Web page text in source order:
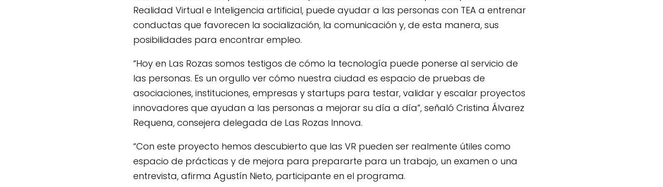
Realidad Virtual e Inteligencia artificial, puede ayudar a las personas con TEA a entrenar
conductas que favorecen la socialización, la comunicación y, de esta manera, sus
posibilidades para encontrar empleo.
“Hoy en Las Rozas somos testigos de cómo la tecnología puede ponerse al servicio de
las personas. Es un orgullo ver cómo nuestra ciudad es espacio de pruebas de
asociaciones, instituciones, empresas y startups para testar, validar y escalar proyectos
innovadores que ayudan a las personas a mejorar su día a día”, señaló Cristina Álvarez
Requena, consejera delegada de Las Rozas Innova.
“Con este proyecto hemos descubierto que las VR pueden ser realmente útiles como
espacio de prácticas y de mejora para prepararte para un trabajo, un examen o una
entrevista, afirma Agustín Nieto, participante en el programa.